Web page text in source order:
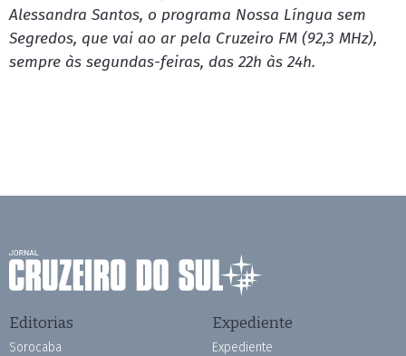
Alessandra Santos, o programa Nossa Língua sem
Segredos, que vai ao ar pela Cruzeiro FM (92,3 MHz),
sempre às segundas-feiras, das 22h às 24h.
Editorias
Sorocaba
Expediente
Expediente